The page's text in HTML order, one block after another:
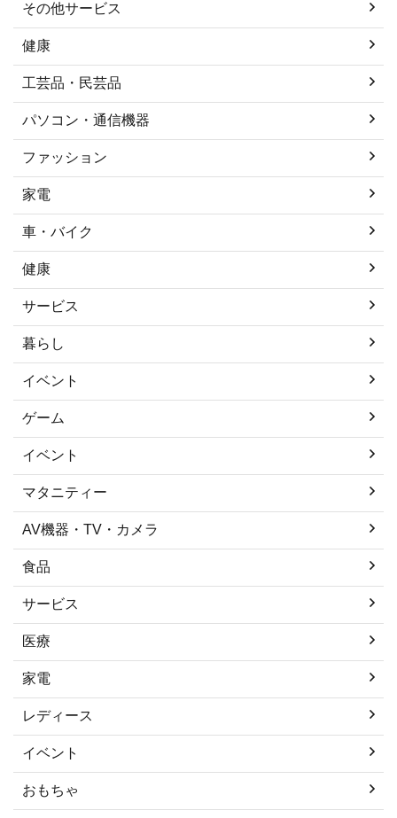
その他サービス
健康
工芸品・民芸品
パソコン・通信機器
ファッション
家電
車・バイク
健康
サービス
暮らし
イベント
ゲーム
イベント
マタニティー
AV機器・TV・カメラ
食品
サービス
医療
家電
レディース
イベント
おもちゃ